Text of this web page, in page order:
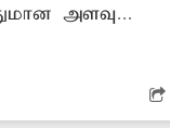
அளவு
விரைந்து